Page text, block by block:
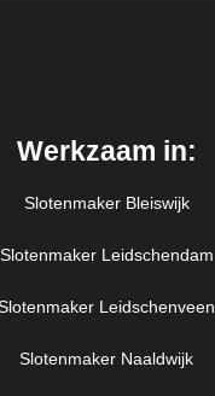
Werkzaam in:
Slotenmaker Bleiswijk
Slotenmaker Leidschendam
Leidschenveen
Slotenmaker Naaldwijk